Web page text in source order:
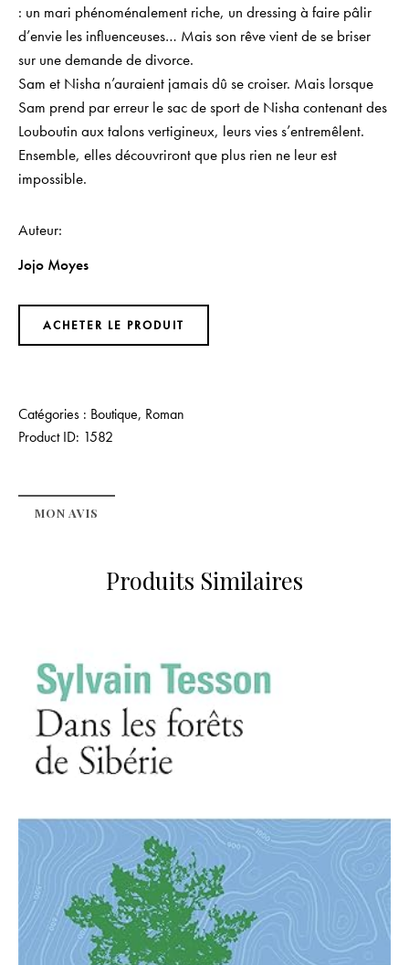
: un mari phénoménalement riche, un dressing à faire pâlir
d’envie les influenceuses… Mais son rêve vient de se briser
sur une demande de divorce.
Sam et Nisha n’auraient jamais dû se croiser. Mais lorsque
Sam prend par erreur le sac de sport de Nisha contenant des
Louboutin aux talons vertigineux, leurs vies s’entremêlent.
Ensemble, elles découvriront que plus rien ne leur est
impossible.
Auteur
Jojo Moyes
ACHETER LE PRODUIT
Catégories : Boutique, Roman
Product ID: 1582
MON AVIS
Produits Similaires